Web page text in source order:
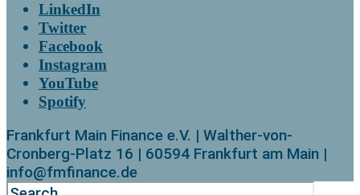
LinkedIn
Twitter
Facebook
Instagram
YouTube
Spotify
Frankfurt Main Finance e.V. | Walther-von-
Cronberg-Platz 16 | 60594 Frankfurt am Main |
info@fmfinance.de